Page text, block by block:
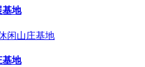
基地
基地